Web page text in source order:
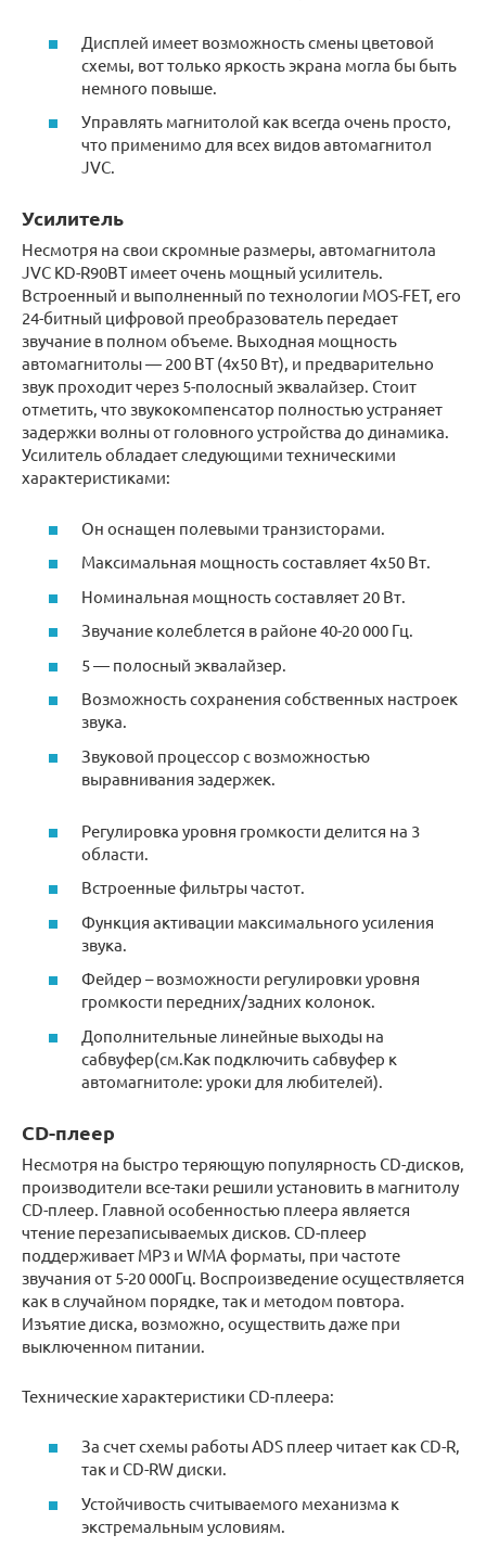
Дисплей имеет возможность смены цветовой
схемы, вот только яркость экрана могла бы быть
немного повыше.
Управлять магнитолой как всегда очень просто,
что применимо для всех видов автомагнитол
JVC.
Усилитель
Несмотря на свои скромные размеры, автомагнитола
JVC KD-R90BT имеет очень мощный усилитель.
Встроенный и выполненный по технологии MOS-FET, его
24-битный цифровой преобразователь передает
звучание в полном объеме. Выходная мощность
автомагнитолы — 200 ВТ (4х50 Вт), и предварительно
звук проходит через 5-полосный эквалайзер. Стоит
отметить, что звукокомпенсатор полностью устраняет
задержки волны от головного устройства до динамика.
Усилитель обладает следующими техническими
характеристиками:
Он оснащен полевыми транзисторами.
Максимальная мощность составляет 4х50 Вт.
Номинальная мощность составляет 20 Вт.
Звучание колеблется в районе 40-20 000 Гц.
5 — полосный эквалайзер.
Возможность сохранения собственных настроек
звука.
Звуковой процессор с возможностью
выравнивания задержек.
Регулировка уровня громкости делится на 3
области.
Встроенные фильтры частот.
Функция активации максимального усиления
звука.
Фейдер – возможности регулировки уровня
громкости передних/задних колонок.
Дополнительные линейные выходы на
сабвуфер(см.Как подключить сабвуфер к
автомагнитоле: уроки для любителей).
CD-плеер
Несмотря на быстро теряющую популярность CD-дисков,
производители все-таки решили установить в магнитолу
CD-плеер. Главной особенностью плеера является
чтение перезаписываемых дисков. CD-плеер
поддерживает MP3 и WMA форматы, при частоте
звучания от 5-20 000Гц. Воспроизведение осуществляется
как в случайном порядке, так и методом повтора.
Изъятие диска, возможно, осуществить даже при
выключенном питании.
Технические характеристики CD-плеера:
За счет схемы работы ADS плеер читает как CD-R,
так и CD-RW диски.
Устойчивость считываемого механизма к
экстремальным условиям.